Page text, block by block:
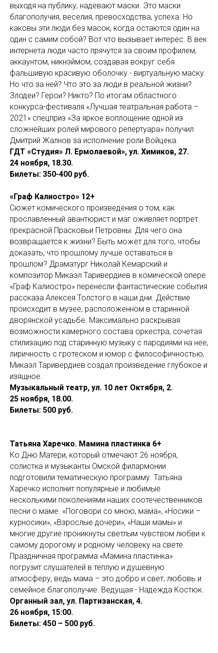
выходя на публику, надевают маски. Это маски
благополучия, веселия, превосходства, успеха. Но
каковы эти люди без масок, когда остаются один на
один с самим собой? Вот что вызывает интерес. В век
интернета люди часто прячутся за своим профилем,
аккаунтом, никнэймом, создавая вокруг себя
фальшивую красивую оболочку - виртуальную маску.
Но что за ней? Что это за люди в реальной жизни?
Злодеи? Герои? Никто? По итогам областного
конкурса-фестиваля «Лучшая театральная работа –
2021» спецприз «За яркое воплощение одной из
сложнейших ролей мирового репертуара» получил
Дмитрий Жалнов за исполнение роли Войцека.
ГДТ «Студия» Л. Ермолаевой», ул. Химиков, 27.
24 ноября, 18.30.
Билеты: 350-400 руб.
«Граф Калиостро» 12+
Сюжет комического произведения о том, как
прославленный авантюрист и маг оживляет портрет
прекрасной Прасковьи Петровны. Для чего она
возвращается к жизни? Быть может для того, чтобы
доказать, что прошлому лучше оставаться в
прошлом? Драматург Николай Кемарский и
композитор Микаэл Таривердиев в комической опере
«Граф Калиостро» перенесли фантастические события
рассказа Алексея Толстого в наши дни. Действие
происходит в музее, расположенном в старинной
дворянской усадьбе. Максимально раскрывая
возможности камерного состава оркестра, сочетая
стилизацию под старинную музыку с пародиями на нее,
лиричность с гротеском и юмор с философичностью,
Микаэл Таривердиев создал произведение глубокое и
изящное.
Музыкальный театр, ул. 10 лет Октября, 2.
25 ноября, 18.00.
Билеты: 500 руб.
Татьяна Харечко. Мамина пластинка 6+
Ко Дню Матери, который отмечают 26 ноября,
солистка и музыканты Омской филармонии
подготовили тематическую программу. Татьяна
Харечко исполнит популярные и любимые
несколькими поколениями наших соотечественников
песни о маме. «Поговори со мною, мама», «Носики –
курносики», «Взрослые дочери», «Наши мамы» и
многие другие проникнуты светлым чувством любви к
самому дорогому и родному человеку на свете.
Праздничная программа «Мамина пластинка»
погрузит слушателей в теплую и душевную
атмосферу, ведь мама – это добро и свет, любовь и
семейное благополучие. Ведущая - Надежда Костюк.
Органный зал, ул. Партизанская, 4.
26 ноября, 15:00.
Билеты: 450 – 500 руб.